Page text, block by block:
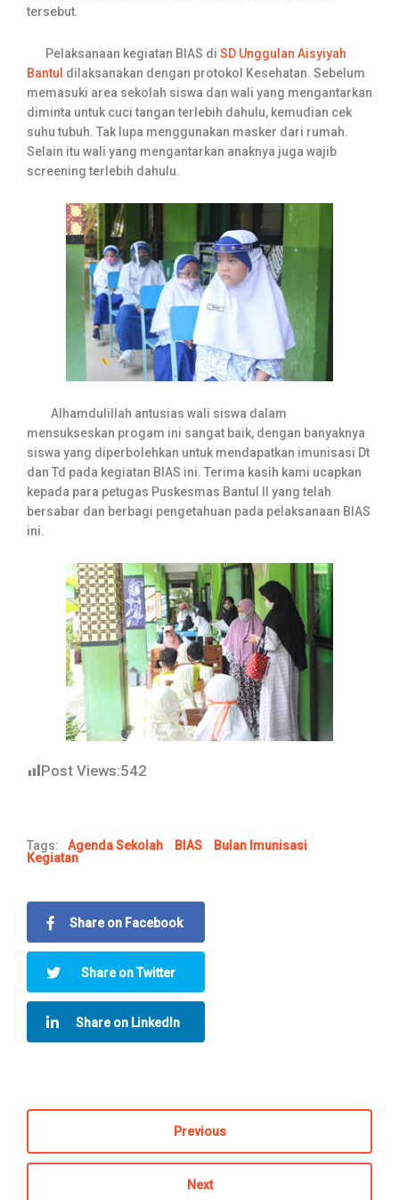
tersebut.
Pelaksanaan kegiatan BIAS di SD Unggulan Aisyiyah
Bantul dilaksanakan dengan protokol Kesehatan. Sebelum
memasuki area sekolah siswa dan wali yang mengantarkan
diminta untuk cuci tangan terlebih dahulu, kemudian cek
suhu tubuh. Tak lupa menggunakan masker dari rumah.
Selain itu wali yang mengantarkan anaknya juga wajib
screening terlebih dahulu.
Alhamdulillah antusias wali siswa dalam
mensukseskan progam ini sangat baik, dengan banyaknya
siswa yang diperbolehkan untuk mendapatkan imunisasi Dt
dan Td pada kegiatan BIAS ini. Terima kasih kami ucapkan
kepada para petugas Puskesmas Bantul ll yang telah
bersabar dan berbagi pengetahuan pada pelaksanaan BIAS
ini.
Post Views:542
Tags: Agenda Sekolah BIAS
Bulan Imunisasi
Kegiatan
Share on Facebook
Share on Twitter
Share on LinkedIn
Previous
Next